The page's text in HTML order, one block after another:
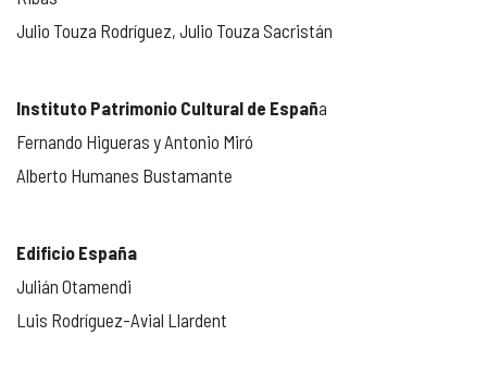
Julio Touza Rodríguez, Julio Touza Sacristán
Instituto Patrimonio Cultural de España
Fernando Higueras y Antonio Miró
Alberto Humanes Bustamante
Edificio España
Julián Otamendi
Luis Rodríguez-Avial Llardent